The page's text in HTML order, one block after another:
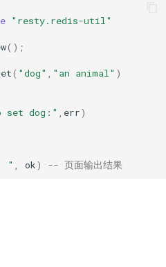
"resty.redis-util"
();
( "dog" "an animal" )
dog:" err)
" ok) -- 页面输出结果